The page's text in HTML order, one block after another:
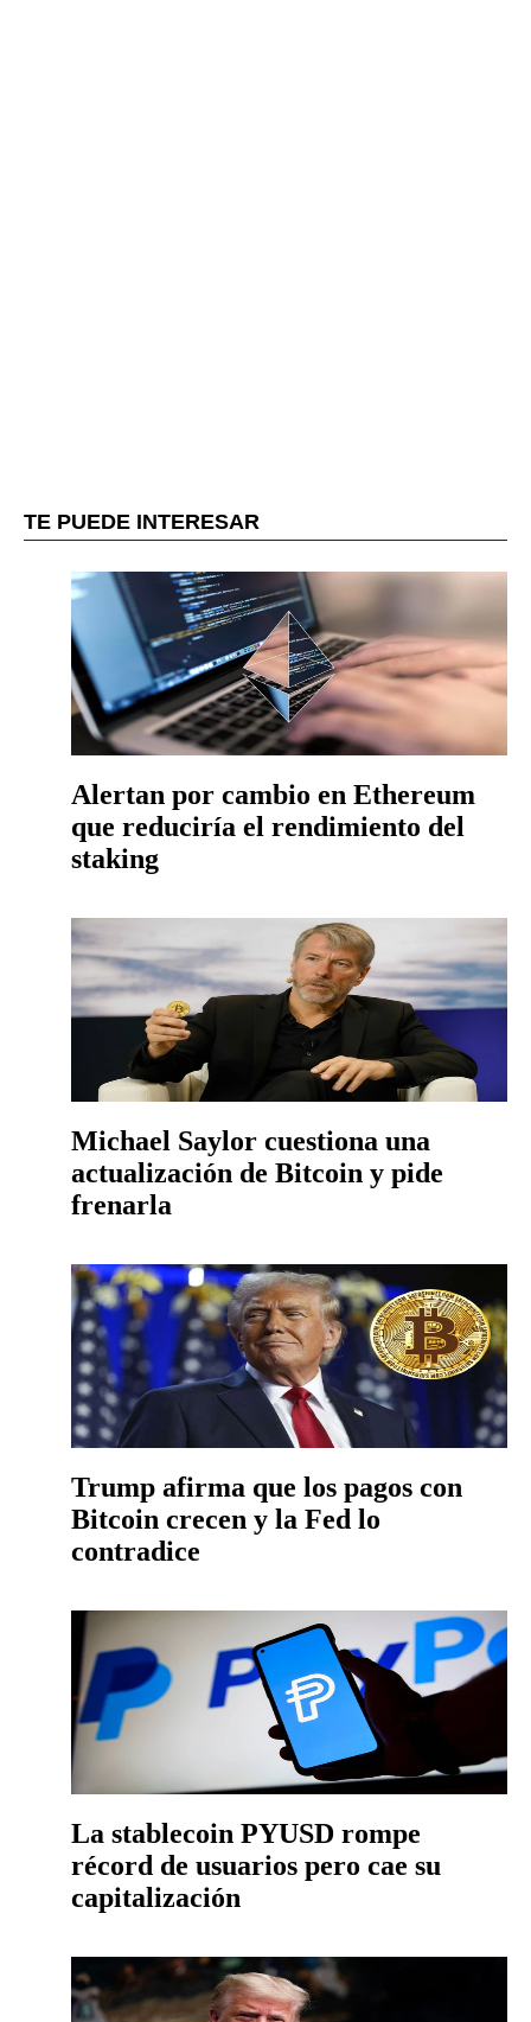
TE PUEDE INTERESAR
Alertan por cambio en Ethereum
que reduciría el rendimiento del
staking
Michael Saylor cuestiona una
actualización de Bitcoin y pide
frenarla
Trump afirma que los pagos con
Bitcoin crecen y la Fed lo
contradice
La stablecoin PYUSD rompe
récord de usuarios pero cae su
capitalización